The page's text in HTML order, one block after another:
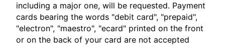
including a major one, will be requested. Payment
cards bearing the words "debit card", "prepaid",
"electron", "maestro", "ecard" printed on the front
or on the back of your card are not accepted